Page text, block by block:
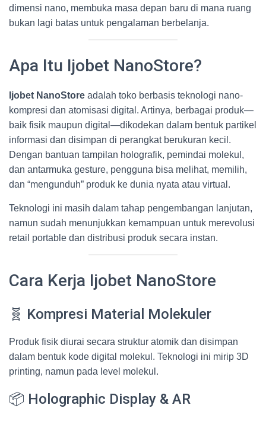
dimensi nano, membuka masa depan baru di mana ruang
bukan lagi batas untuk pengalaman berbelanja.
Apa Itu Ijobet NanoStore?
Ijobet NanoStore adalah toko berbasis teknologi nano-
kompresi dan atomisasi digital. Artinya, berbagai produk—
baik fisik maupun digital—dikodekan dalam bentuk partikel
informasi dan disimpan di perangkat berukuran kecil.
Dengan bantuan tampilan holografik, pemindai molekul,
dan antarmuka gesture, pengguna bisa melihat, memilih,
dan “mengunduh” produk ke dunia nyata atau virtual.
Teknologi ini masih dalam tahap pengembangan lanjutan,
namun sudah menunjukkan kemampuan untuk merevolusi
retail portable dan distribusi produk secara instan.
Cara Kerja Ijobet NanoStore
🧬 Kompresi Material Molekuler
Produk fisik diurai secara struktur atomik dan disimpan
dalam bentuk kode digital molekul. Teknologi ini mirip 3D
printing, namun pada level molekul.
📦 Holographic Display & AR